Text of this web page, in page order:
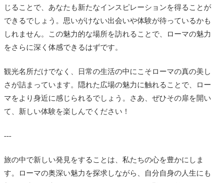
じることで、あなたも新たなインスピレーションを得ることが
できるでしょう。思いがけない出会いや体験が待っているかも
しれません。この魅力的な場所を訪れることで、ローマの魅力
をさらに深く体感できるはずです。
観光名所だけでなく、日常の生活の中にこそローマの真の美し
さが詰まっています。隠れた広場の魅力に触れることで、ロー
マをより身近に感じられるでしょう。さあ、ぜひその扉を開い
て、新しい体験を楽しんでください！
---
旅の中で新しい発見をすることは、私たちの心を豊かにしま
す。ローマの奥深い魅力を探求しながら、自分自身の人生にも